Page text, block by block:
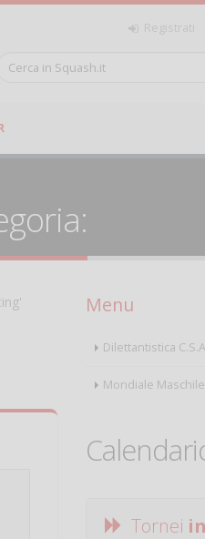
Registrati
Menu
Dilettantistica
Mondiale
Tornei